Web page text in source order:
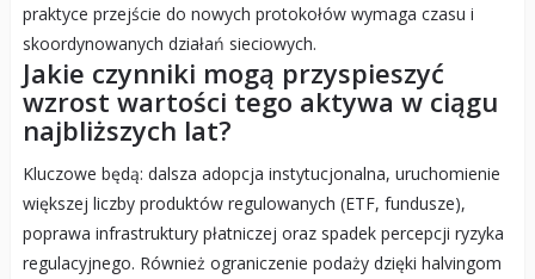
praktyce przejście do nowych protokołów wymaga czasu i
skoordynowanych działań sieciowych.
Jakie czynniki mogą przyspieszyć
wzrost wartości tego aktywa w ciągu
najbliższych lat?
Kluczowe będą: dalsza adopcja instytucjonalna, uruchomienie
większej liczby produktów regulowanych (ETF, fundusze),
poprawa infrastruktury płatniczej oraz spadek percepcji ryzyka
regulacyjnego. Również ograniczenie podaży dzięki halvingom